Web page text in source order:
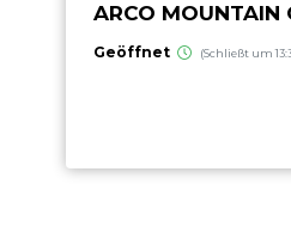
ARCO MOUNTAIN
Geöffnet (Schließt um